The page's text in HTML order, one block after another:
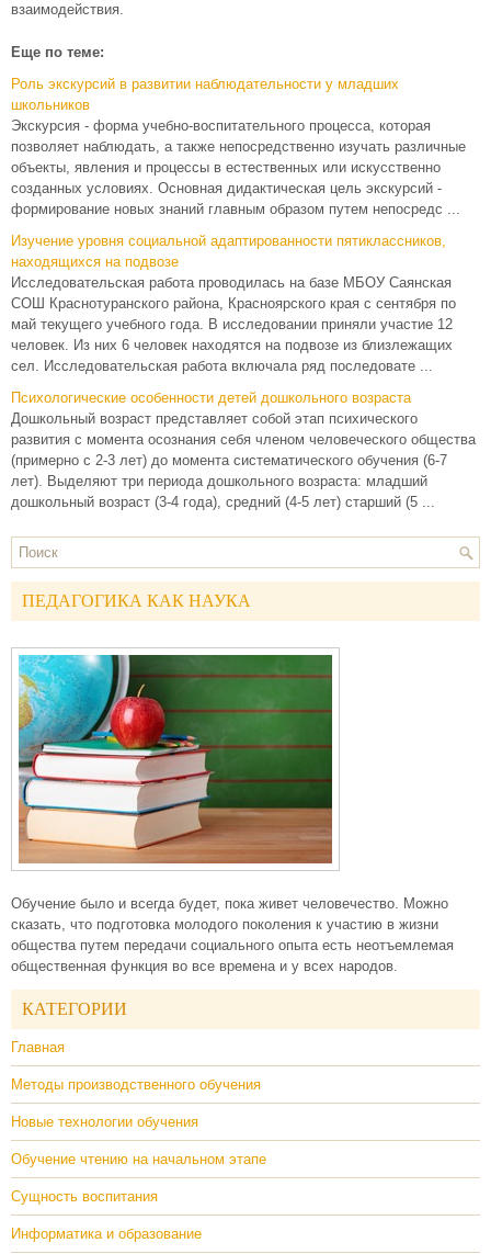
взаимодействия.
Еще по теме:
Роль экскурсий в развитии наблюдательности у младших
школьников
Экскурсия - форма учебно-воспитательного процесса, которая
позволяет наблюдать, а также непосредственно изучать различные
объекты, явления и процессы в естественных или искусственно
созданных условиях. Основная дидактическая цель экскурсий -
формирование новых знаний главным образом путем непосредс ...
Изучение уровня социальной адаптированности пятиклассников,
находящихся на подвозе
Исследовательская работа проводилась на базе МБОУ Саянская
СОШ Краснотуранского района, Красноярского края с сентября по
май текущего учебного года. В исследовании приняли участие 12
человек. Из них 6 человек находятся на подвозе из близлежащих
сел. Исследовательская работа включала ряд последовате ...
Психологические особенности детей дошкольного возраста
Дошкольный возраст представляет собой этап психического
развития с момента осознания себя членом человеческого общества
(примерно с 2-3 лет) до момента систематического обучения (6-7
лет). Выделяют три периода дошкольного возраста: младший
дошкольный возраст (3-4 года), средний (4-5 лет) старший (5 ...
ПЕДАГОГИКА КАК НАУКА
Обучение было и всегда будет, пока живет человечество. Можно
сказать, что подготовка молодого поколения к участию в жизни
общества путем передачи социального опыта есть неотъемлемая
общественная функция во все времена и у всех народов.
КАТЕГОРИИ
Главная
Методы производственного обучения
Новые технологии обучения
Обучение чтению на начальном этапе
Сущность воспитания
Информатика и образование